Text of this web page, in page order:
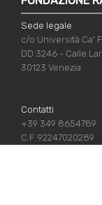
Sede legale
c/o Università Ca'
DD 3246 - Calle
30123 Venezia
Contatti
+39 349 8654789
C.F. 92247020289